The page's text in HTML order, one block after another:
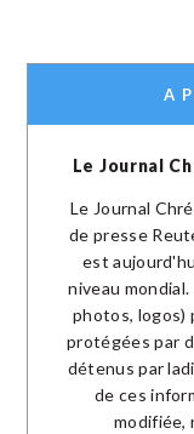
A
Le Journal
Le Journal
de presse
est
niveau
photos, logos)
protégées par
détenus par
de ces
modifiée,